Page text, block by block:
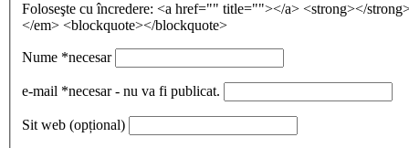
Foloseşte cu încredere: <a href="" title=""></a> <strong></
</em> <blockquote></blockquote>
Nume *necesar
e-mail *necesar - nu va fi publicat.
Sit web (opțional)